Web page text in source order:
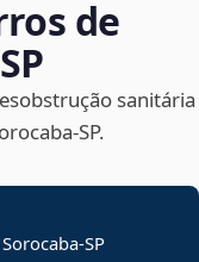
de
sanitária
SP